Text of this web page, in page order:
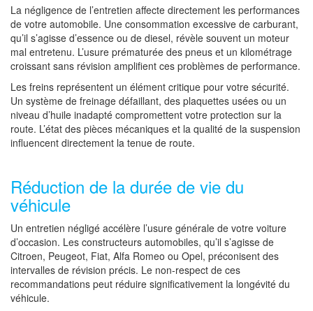
La négligence de l’entretien affecte directement les performances
de votre automobile. Une consommation excessive de carburant,
qu’il s’agisse d’essence ou de diesel, révèle souvent un moteur
mal entretenu. L’usure prématurée des pneus et un kilométrage
croissant sans révision amplifient ces problèmes de performance.
Les freins représentent un élément critique pour votre sécurité.
Un système de freinage défaillant, des plaquettes usées ou un
niveau d’huile inadapté compromettent votre protection sur la
route. L’état des pièces mécaniques et la qualité de la suspension
influencent directement la tenue de route.
Réduction de la durée de vie du
véhicule
Un entretien négligé accélère l’usure générale de votre voiture
d’occasion. Les constructeurs automobiles, qu’il s’agisse de
Citroen, Peugeot, Fiat, Alfa Romeo ou Opel, préconisent des
intervalles de révision précis. Le non-respect de ces
recommandations peut réduire significativement la longévité du
véhicule.